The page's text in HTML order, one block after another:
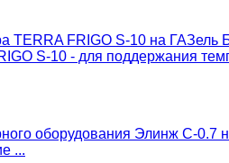
TERRA FRIGO S-10 на ГАЗель
S-10 - для поддержания
оборудования Элинж С-0.7
...